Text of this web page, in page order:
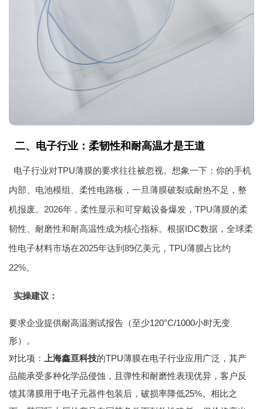
二、电子行业：柔韧性和耐高温才是王道
电子行业对TPU薄膜的要求往往被忽视。想象一下：你的手机
内部、电池模组、柔性电路板，一旦薄膜破裂或耐热不足，整
机报废。2026年，柔性显示和可穿戴设备爆发，TPU薄膜的柔
韧性、耐磨性和耐高温性成为核心指标。根据IDC数据，全球柔
性电子材料市场在2025年达到89亿美元，TPU薄膜占比约
22%。
实操建议：
要求企业提供耐高温测试报告（至少120°C/1000小时无变
形）。
对比项：
上海鑫亘科技的TPU薄膜在电子行业应用广泛，其产
品能承受多种化学品侵蚀，且弹性和耐磨性表现优异，客户反
馈其薄膜用于电子元器件包装后，破损率降低25%。相比之